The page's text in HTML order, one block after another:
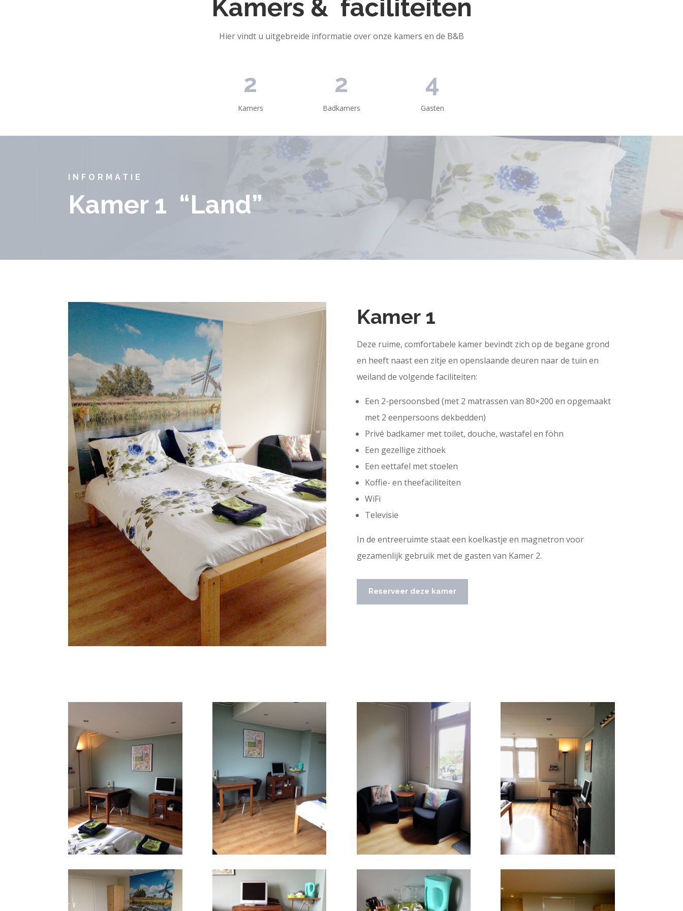
Kamers & faciliteiten
Hier vindt u uitgebreide informatie over onze kamers en de B&B
2
Kamers
2
Badkamers
4
Gasten
INFORMATIE
Kamer 1 “Land”
Kamer 1
Deze ruime, comfortabele kamer bevindt zich op de begane grond
en heeft naast een zitje en openslaande deuren naar de tuin en
weiland de volgende faciliteiten:
Een 2-persoonsbed (met 2 matrassen van 80×200 en opgemaakt
met 2 eenpersoons dekbedden)
Privé badkamer met toilet, douche, wastafel en föhn
Een gezellige zithoek
Een eettafel met stoelen
Koffie- en theefaciliteiten
WiFi
Televisie
In de entreeruimte staat een koelkastje en magnetron voor
gezamenlijk gebruik met de gasten van Kamer 2.
Reserveer deze kamer